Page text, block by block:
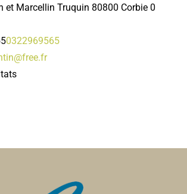
et Marcellin Truquin 80800 Corbie 0
0322969565